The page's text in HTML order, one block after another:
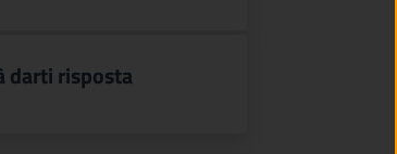
darti risposta